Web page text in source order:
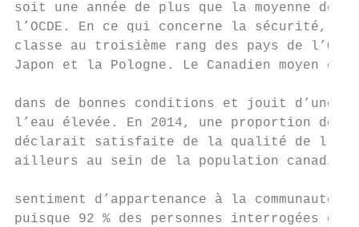
soit une année de plus que la moyenne
l’OCDE. En ce qui concerne la
classe au troisième rang des pays de
Japon et la Pologne. Le Canadien
dans de bonnes conditions et jouit
l’eau élevée. En 2014, une proportion
déclarait satisfaite de la qualité de
ailleurs au sein de la population
sentiment d’appartenance à la
puisque 92 % des personnes interrogées